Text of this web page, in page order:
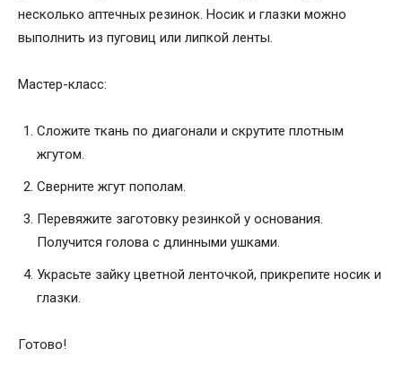
несколько аптечных резинок. Носик и глазки можно
выполнить из пуговиц или липкой ленты.
Мастер-класс:
Сложите ткань по диагонали и скрутите плотным
жгутом.
Сверните жгут пополам.
Перевяжите заготовку резинкой у основания.
Получится голова с длинными ушками.
Украсьте зайку цветной ленточкой, прикрепите носик и
глазки.
Готово!